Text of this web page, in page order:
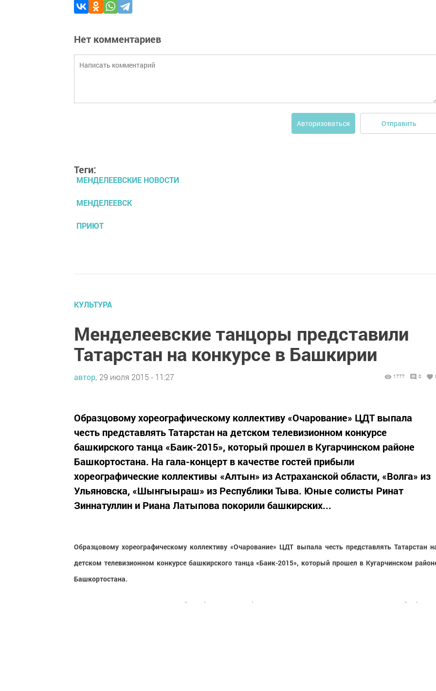
Нет комментариев
Авторизоваться Отправить
Теги:
МЕНДЕЛЕЕВСКИЕ НОВОСТИ
МЕНДЕЛЕЕВСК
ПРИЮТ
КУЛЬТУРА
Менделеевские танцоры представили
Татарстан на конкурсе в Башкирии
автор, 29 июля 2015 - 11:27 1777 0
Образцовому хореографическому коллективу «Очарование» ЦДТ выпала
честь представлять Татарстан на детском телевизионном конкурсе
башкирского танца «Баик-2015», который прошел в Кугарчинском районе
Башкортостана. На гала-концерт в качестве гостей прибыли
хореографические коллективы «Алтын» из Астраханской области, «Волга» из
Ульяновска, «Шынгыыраш» из Республики Тыва. Юные солисты Ринат
Зиннатуллин и Риана Латыпова покорили башкирских...
Образцовому хореографическому коллективу «Очарование» ЦДТ выпала честь представлять Татарстан
детском телевизионном конкурсе башкирского танца «Баик-2015», который прошел в Кугарчинском
Башкортостана.
На гала-концерт в качестве гостей прибыли хореографические коллективы «Алтын» из Астраханской области,